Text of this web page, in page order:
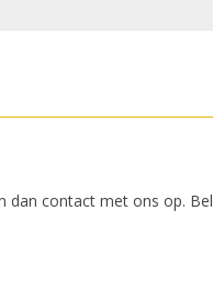
dan contact met ons op. Bel